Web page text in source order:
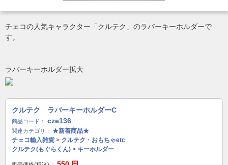
チェコの人気キャラクター「クルテク」のラバーキーホルダーで
す。
ラバーキーホルダー拡大
クルテク ラバーキーホルダーC
商品コード： cze136
関連カテゴリ：
★新着商品★
チェコ輸入雑貨> クルテク・おもちゃetc
クルテク(もぐらくん) > キーホルダー